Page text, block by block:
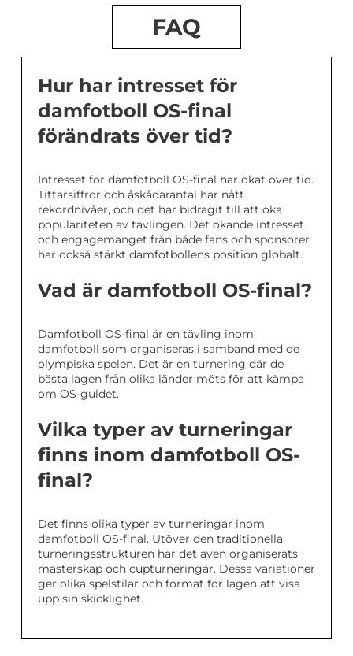
FAQ
Hur har intresset för
damfotboll OS-final
förändrats över tid?
Intresset för damfotboll OS-final har ökat över tid.
Tittarsiffror och åskådarantal har nått
rekordnivåer, och det har bidragit till att öka
populariteten av tävlingen. Det ökande intresset
och engagemanget från både fans och sponsorer
har också stärkt damfotbollens position globalt.
Vad är damfotboll OS-final?
Damfotboll OS-final är en tävling inom
damfotboll som organiseras i samband med de
olympiska spelen. Det är en turnering där de
bästa lagen från olika länder möts för att kämpa
om OS-guldet.
Vilka typer av turneringar
finns inom damfotboll OS-
final?
Det finns olika typer av turneringar inom
damfotboll OS-final. Utöver den traditionella
turneringsstrukturen har det även organiserats
mästerskap och cupturneringar. Dessa variationer
ger olika spelstilar och format för lagen att visa
upp sin skicklighet.